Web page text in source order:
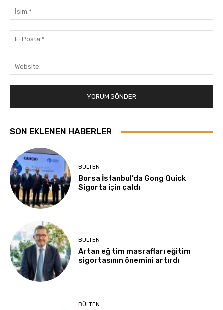
SON EKLENEN HABERLER
BÜLTEN
Borsa İstanbul’da Gong Quick
Sigorta için çaldı
BÜLTEN
Artan eğitim masrafları eğitim
sigortasının önemini artırdı
BÜLTEN